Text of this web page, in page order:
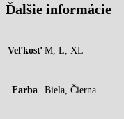
Ďalšie informácie
Veľkosť M, L, XL
Farba Biela, Čierna